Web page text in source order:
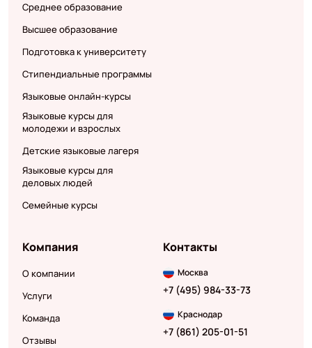
Среднее образование
Высшее образование
Подготовка к университету
Стипендиальные программы
Языковые онлайн-курсы
Языковые курсы для
молодежи и взрослых
Детские языковые лагеря
Языковые курсы для
деловых людей
Семейные курсы
Компания
О компании
Услуги
Команда
Отзывы
Контакты
Москва
+7 (495) 984-33-73
Краснодар
+7 (861) 205-01-51